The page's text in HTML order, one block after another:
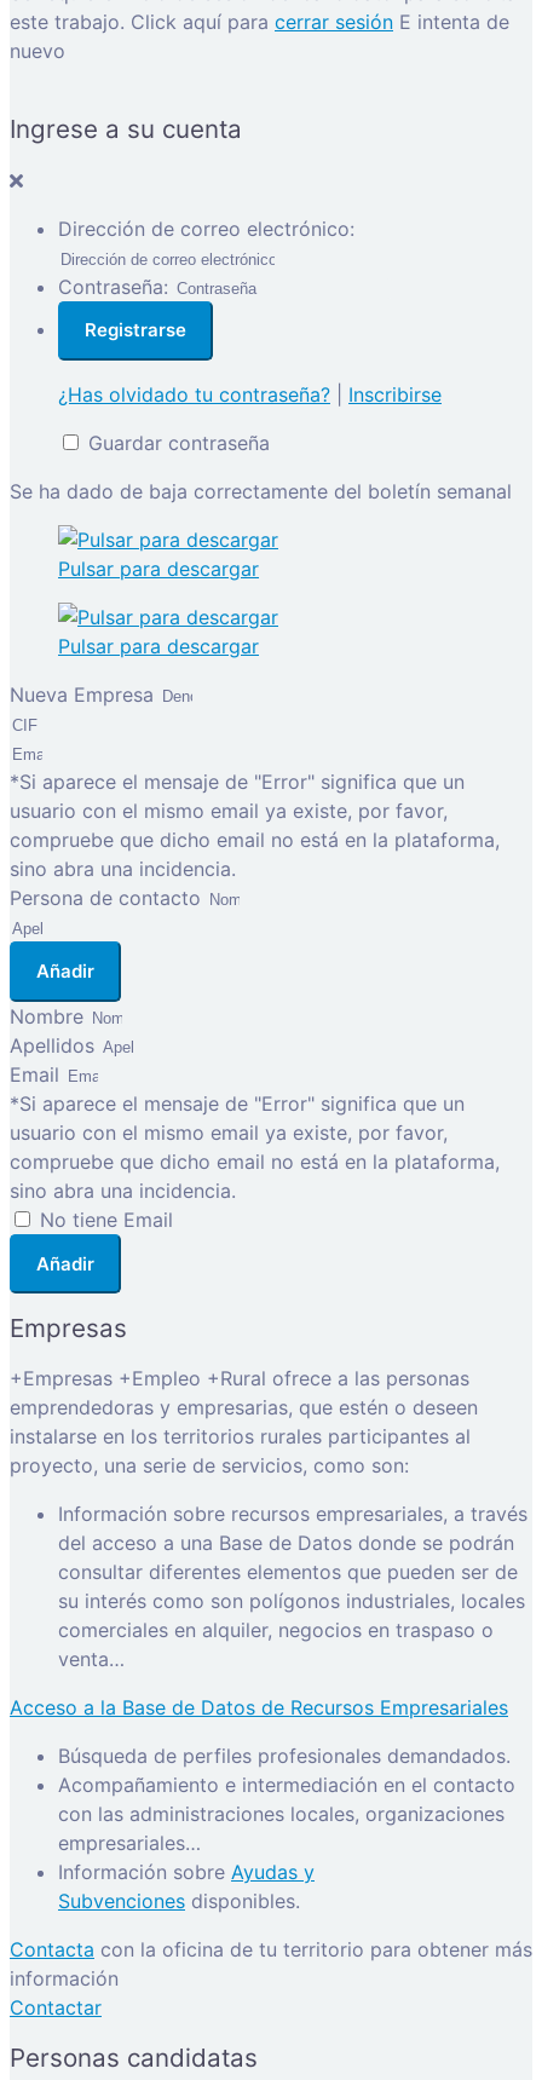
este trabajo. Click aquí para cerrar sesión E intenta de
nuevo
Ingrese a su cuenta
Dirección de correo electrónico:
Contraseña:
¿Has olvidado tu contraseña?
Inscribirse
Guardar contraseña
Se ha dado de baja correctamente del boletín semanal
Pulsar para descargar
Pulsar para descargar
Nueva Empresa
*Si aparece el mensaje de "Error" significa que un
usuario con el mismo email ya existe, por favor,
compruebe que dicho email no está en la plataforma,
sino abra una incidencia.
Persona de contacto
Añadir
Nombre
Apellidos
Email
*Si aparece el mensaje de "Error" significa que un
usuario con el mismo email ya existe, por favor,
compruebe que dicho email no está en la plataforma,
sino abra una incidencia.
No tiene Email
Añadir
Empresas
+Empresas +Empleo +Rural ofrece a las personas
emprendedoras y empresarias, que estén o deseen
instalarse en los territorios rurales participantes al
proyecto, una serie de servicios, como son:
Información sobre recursos empresariales, a través
del acceso a una Base de Datos donde se podrán
consultar diferentes elementos que pueden ser de
su interés como son polígonos industriales, locales
comerciales en alquiler, negocios en traspaso o
venta…
Acceso a la Base de Datos de Recursos Empresariales
Búsqueda de perfiles profesionales demandados.
Acompañamiento e intermediación en el contacto
con las administraciones locales, organizaciones
empresariales…
Información sobre Ayudas y
Subvenciones disponibles.
Contacta con la oficina de tu territorio para obtener más
información
Contactar
Personas candidatas